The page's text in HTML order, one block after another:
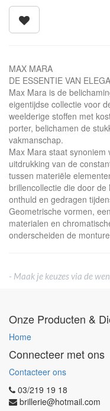
MAX MARA
DE ESSENTIE VAN
Max Mara is de
eigentijdse collectie voor
weelderige stoffen met
porter, belichamen de
vakmanschap.
Max Mara staat synoniem
uitdrukking van de
tussen materiële
brillencollectie die door
onthuld en gedragen
Geometrische vormen,
materialen en
onderscheiden de
- Maak je keuzes via de
Onze Producten &
Home
Connecteer met ons
Contacteer ons
03/219 19 18
brillerie@hotmail.com